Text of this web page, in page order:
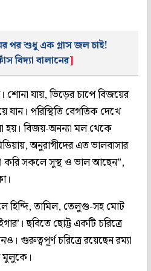
পর শুধু এক গ্লাস জল চাই!
বিদ্যা বালানের]
শোনা যায়, ভিড়ের চাপে বিজয়ের
যান। পরিস্থিতি বেগতিক দেখে
হয়। বিজয়-অনন্যা মল থেকে
অনুরাগীদের এত ভালবাসার
করি সকলে সুস্থ ও ভাল আছেন”,
হিন্দি, তামিল, তেলুগু-সহ মোট
ছবিতে ছোট্ট একটি চরিত্রে
গুরুত্বপূর্ণ চরিত্রে রয়েছেন রম্যা
মুলুকে।